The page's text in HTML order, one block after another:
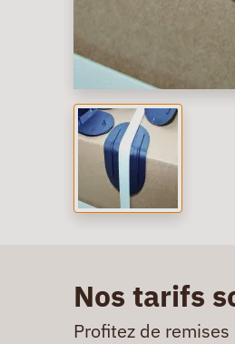
Nos tarifs
Profitez de remises